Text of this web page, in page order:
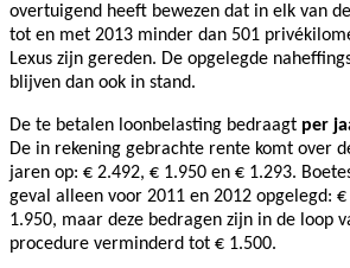
overtuigend heeft bewezen dat in elk van
tot en met 2013 minder dan 501
Lexus zijn gereden. De opgelegde
blijven dan ook in stand.
De te betalen loonbelasting bedraagt per
De in rekening gebrachte rente komt over
jaren op: € 2.492, € 1.950 en € 1.293.
geval alleen voor 2011 en 2012 opgelegd:
1.950, maar deze bedragen zijn in de loop
procedure verminderd tot € 1.500.